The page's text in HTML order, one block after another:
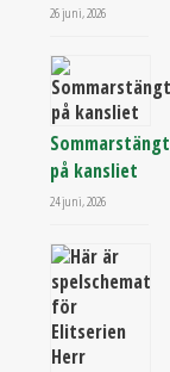
26 juni, 2026
Sommarstängt
på kansliet
24 juni, 2026